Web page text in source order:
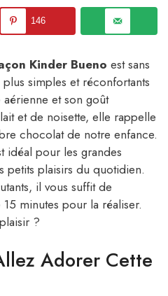
146
Kinder Bueno est sans
simples et réconfortants
et son goût
et de noisette, elle rappelle
chocolat de notre enfance.
idéal pour les grandes
petits plaisirs du quotidien.
il vous suffit de
minutes pour la réaliser.
?
Adorer Cette